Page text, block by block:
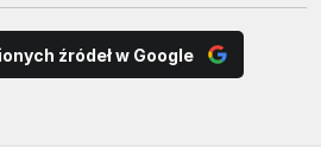
źródeł w Google